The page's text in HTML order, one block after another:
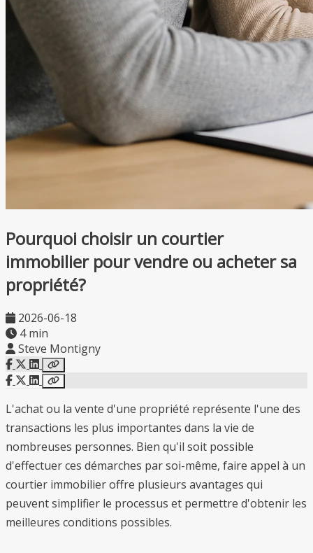
Pourquoi choisir un courtier
immobilier pour vendre ou acheter sa
propriété?
2026-06-18
4 min
Steve Montigny
L'achat ou la vente d'une propriété représente l'une des
transactions les plus importantes dans la vie de
nombreuses personnes. Bien qu'il soit possible
d'effectuer ces démarches par soi-même, faire appel à un
courtier immobilier offre plusieurs avantages qui
peuvent simplifier le processus et permettre d'obtenir les
meilleures conditions possibles.